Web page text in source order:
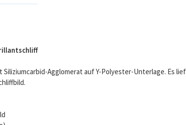
Agglomerat auf Y-Polyester-Unterlage. Es